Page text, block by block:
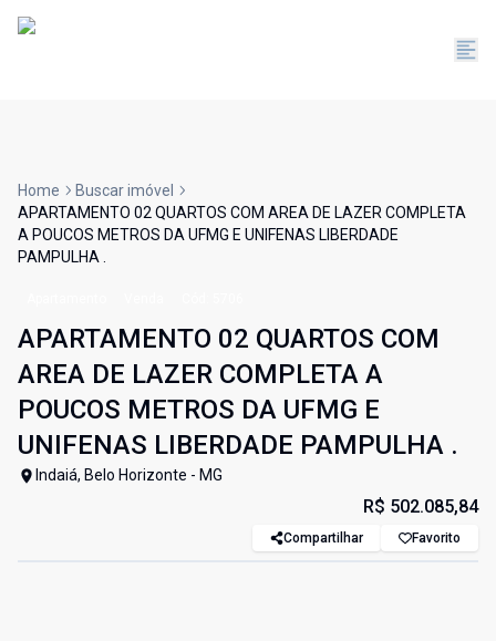
Home
Buscar imóvel
APARTAMENTO 02 QUARTOS COM AREA DE LAZER COMPLETA
A POUCOS METROS DA UFMG E UNIFENAS LIBERDADE
PAMPULHA .
APARTAMENTO 02 QUARTOS COM
AREA DE LAZER COMPLETA A
POUCOS METROS DA UFMG E
UNIFENAS LIBERDADE PAMPULHA .
Indaiá, Belo Horizonte - MG
R$ 502.085,84
Compartilhar Favorito